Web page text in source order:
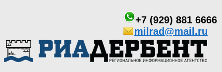
+7 (929) 881 6666
milrad@mail.ru